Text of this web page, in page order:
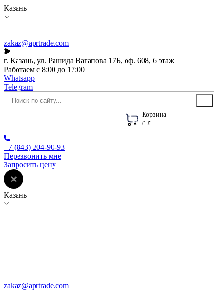
Казань
zakaz@aprtrade.com
г. Казань, ул. Рашида Вагапова 17Б, оф. 608, 6 этаж
Работаем с 8:00 до 17:00
Whatsapp
Telegram
Корзина
0 ₽
Новости
+7 (843) 204-90-93
Перезвонить мне
Запросить цену
Казань
zakaz@aprtrade.com